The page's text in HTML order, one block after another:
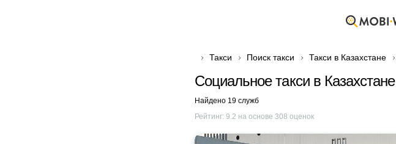
Такси Поиск такси Такси в Казахстане
Социальное такси в Казахстане
Найдено 19 служб
Рейтинг: 9.2 на основе 308 оценок